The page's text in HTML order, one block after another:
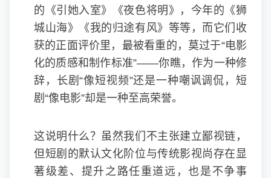
的《引她入室》《夜色将明》，今年的《狮
城山海》《我的归途有风》等等，而它们收
获的正面评价里，最被看重的，莫过于“电影
化的质感和制作标准”——你瞧，作为一种修
辞，长剧“像短视频”还是一种嘲讽调侃，短
剧“像电影”却是一种至高荣誉。
这说明什么？虽然我们不主张建立鄙视链，
但短剧的默认文化阶位与传统影视尚存在显
著级差、提升之路任重道远，也是不争事